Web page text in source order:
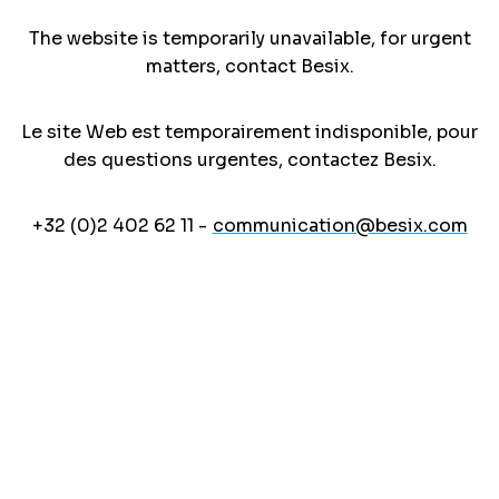
The website is temporarily unavailable, for urgent
matters, contact Besix.
Le site Web est temporairement indisponible, pour
des questions urgentes, contactez Besix.
+32 (0)2 402 62 11 - communication@besix.com